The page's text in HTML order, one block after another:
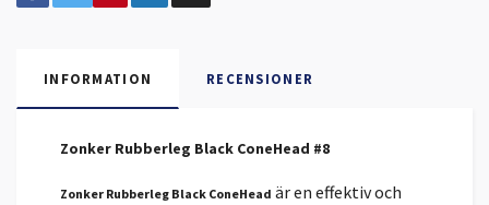
INFORMATION RECENSIONER
Zonker Rubberleg Black ConeHead #8
Zonker Rubberleg Black ConeHead är en effektiv och